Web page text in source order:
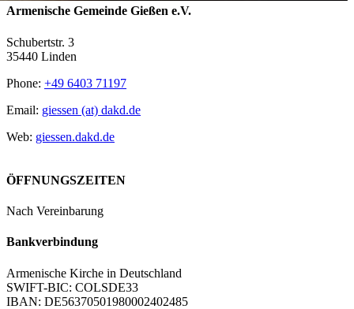
Armenische Gemeinde Gießen e.V.
Schubertstr. 3
35440 Linden
Phone: +49 6403 71197
Email: giessen (at) dakd.de
Web: giessen.dakd.de
ÖFFNUNGSZEITEN
Nach Vereinbarung
Bankverbindung
Armenische Kirche in Deutschland
SWIFT-BIC: COLSDE33
IBAN: DE56370501980002402485